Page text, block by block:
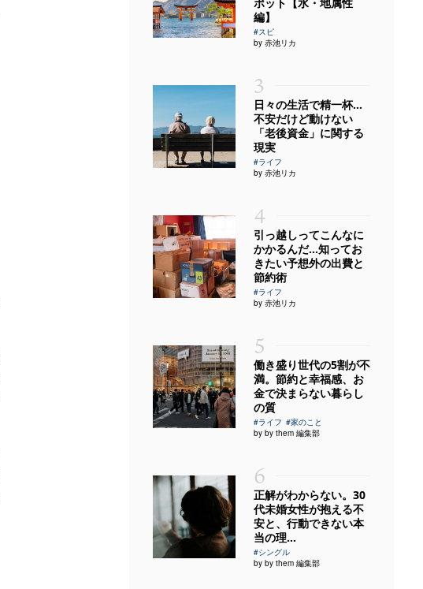
編】
#スピ
by 赤池リカ
3
日々の生活で精一杯…
不安だけど動けない
「老後資金」に関する
現実
#ライフ
by 赤池リカ
4
引っ越しってこんなに
かかるんだ…知ってお
きたい予想外の出費と
節約術
#ライフ
by 赤池リカ
5
働き盛り世代の5割が不
満。節約と幸福感、お
金で決まらない暮らし
の質
#ライフ #家のこと
by by them 編集部
6
正解がわからない。30
代未婚女性が抱える不
安と、行動できない本
当の理...
#シングル
by by them 編集部